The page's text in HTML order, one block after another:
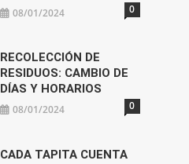
08/01/2024 0
RECOLECCIÓN DE
RESIDUOS: CAMBIO DE
DÍAS Y HORARIOS
08/01/2024 0
CADA TAPITA CUENTA